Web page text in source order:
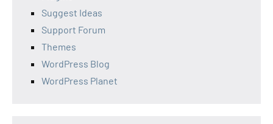
Suggest Ideas
Support Forum
Themes
WordPress Blog
WordPress Planet